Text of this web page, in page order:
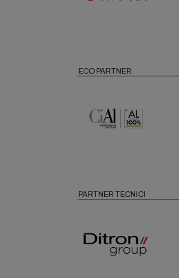
ECO PARTNER
PARTNER TECNICI